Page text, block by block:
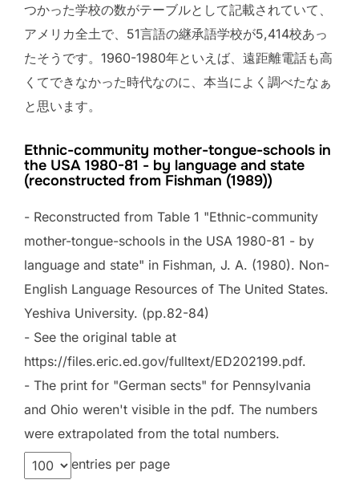
つかった学校の数がテーブルとして記載されていて、
アメリカ全土で、51言語の継承語学校が5,414校あっ
たそうです。1960-1980年といえば、遠距離電話も高
くてできなかった時代なのに、本当によく調べたなぁ
と思います。
Ethnic-community mother-tongue-schools in
the USA 1980-81 - by language and state
(reconstructed from Fishman (1989))
- Reconstructed from Table 1 "Ethnic-community
mother-tongue-schools in the USA 1980-81 - by
language and state" in Fishman, J. A. (1980). Non-
English Language Resources of The United States.
Yeshiva University. (pp.82-84)
- See the original table at
https://files.eric.ed.gov/fulltext/ED202199.pdf.
- The print for "German sects" for Pennsylvania
and Ohio weren't visible in the pdf. The numbers
were extrapolated from the total numbers.
entries per page